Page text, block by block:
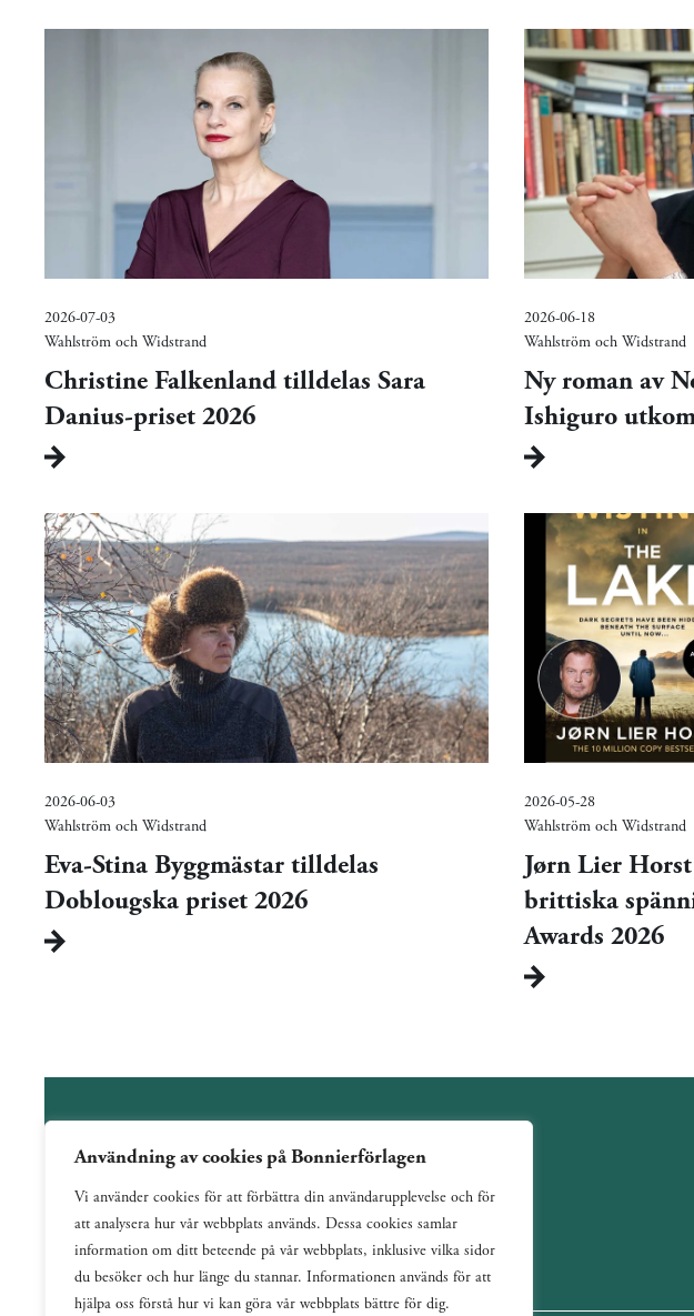
Användning av cookies på Bonnierförlagen
Vi använder cookies för att förbättra din användarupplevelse och för
att analysera hur vår webbplats används. Dessa cookies samlar
information om ditt beteende på vår webbplats, inklusive vilka sidor
du besöker och hur länge du stannar. Informationen används för att
hjälpa oss förstå hur vi kan göra vår webbplats bättre för dig.
2026-07-03
Wahlström och Widstrand
Christine Falkenland tilldelas Sara
Danius-priset 2026
2026-06-18
Wahlström och Widstrand
Ny roman av
Ishiguro
2026-06-03
Wahlström och Widstrand
Eva-Stina Byggmästar tilldelas
Doblougska priset 2026
2026-05-28
Wahlström och Widstrand
Jørn Lier
brittiska
Awards 2026
verksamt sedan 1884. Vi har en bred och varierad
utgivning med ett tydligt fokus på skönlitteratur inom
de flesta genrer.